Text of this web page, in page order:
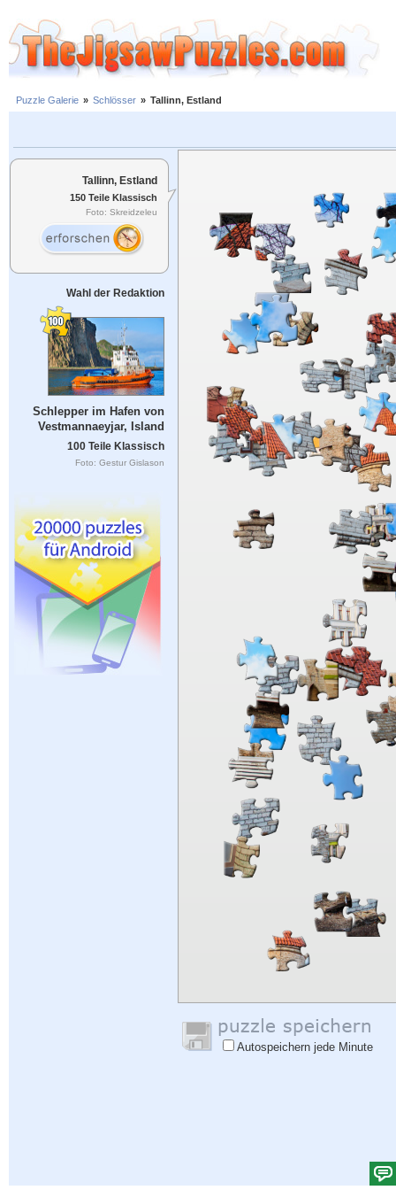
Puzzle Galerie » Schlösser » Tallinn, Estland
Tallinn, Estland
150 Teile Klassisch
Foto: Skreidzeleu
Wahl der Redaktion
Schlepper im Hafen von
Vestmannaeyjar, Island
100 Teile Klassisch
Foto: Gestur Gislason
Autospeichern jede Minute